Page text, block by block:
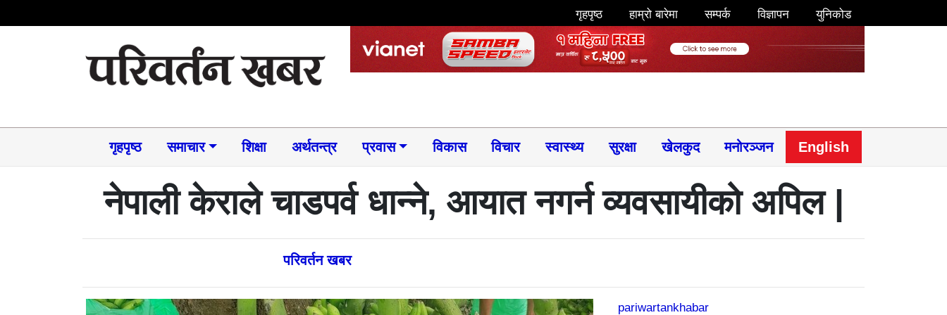
गृहपृष्ठ हाम्रो बारेमा सम्पर्क विज्ञापन युनिकोड
गृहपृष्ठ समाचार​ शिक्षा अर्थतन्त्र प्रवास विकास विचार स्वास्थ्य सुरक्षा खेलकुद मनोरञ्जन English
नेपाली केराले चाडपर्व धान्ने, आयात नगर्न व्यवसायीको अपिल |
परिवर्तन खबर
pariwartankhabar